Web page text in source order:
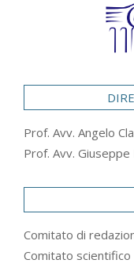
Prof. Avv. Angelo
Prof. Avv.
Comitato di
Comitato scientifico